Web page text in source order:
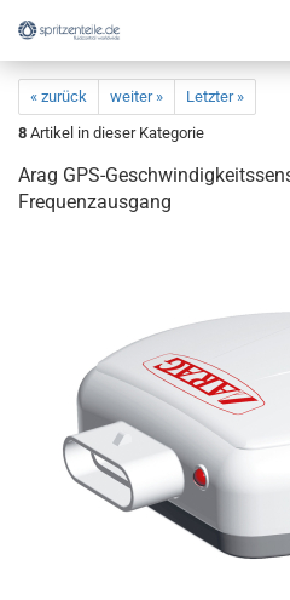
« zurück weiter »
Letzter »
8 Artikel in dieser Kategorie
Arag GPS-
Frequenzausgang